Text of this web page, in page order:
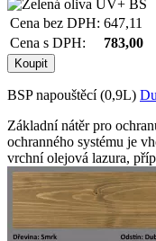
Cena bez DPH: 647,11
Cena s DPH:
783,00
BSP napouštěcí (0,9L)
Základní nátěr pro
ochranného systému je
vrchní olejová lazura,